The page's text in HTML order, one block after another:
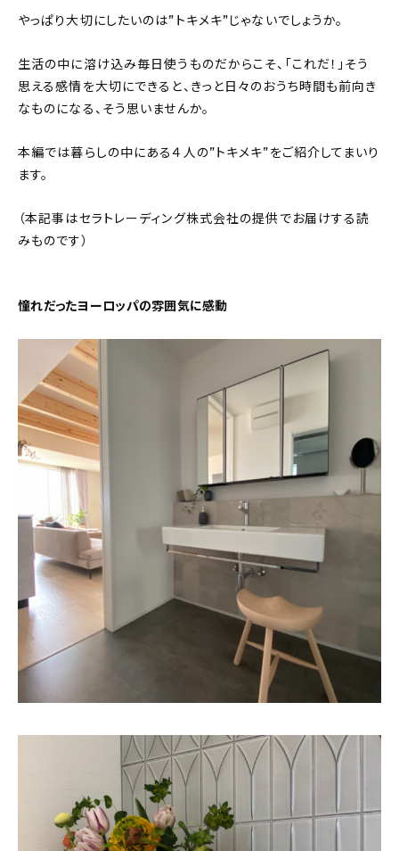
やっぱり大切にしたいのは”トキメキ”じゃないでしょうか。
生活の中に溶け込み毎日使うものだからこそ、「これだ！」そう
思える感情を大切にできると、きっと日々のおうち時間も前向き
なものになる、そう思いませんか。
本編では暮らしの中にある４人の”トキメキ”をご紹介してまいり
ます。
（本記事はセラトレーディング株式会社の提供でお届けする読
みものです）
憧れだったヨーロッパの雰囲気に感動